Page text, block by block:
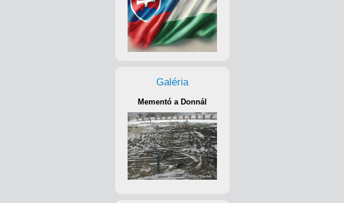
Galéria
Mementó a Donnál